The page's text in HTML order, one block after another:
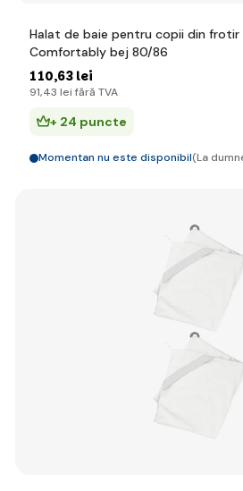
Halat de baie pentru copii din frotir
Comfortably bej 80/86
110,63 lei
91,43 lei fără TVA
+ 24 puncte
Momentan nu este disponibil(La